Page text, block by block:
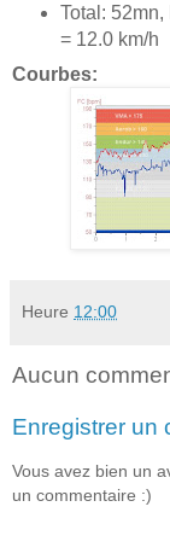
Total:
= 12.0 km/h
Courbes:
Heure 12:00
Aucun
Enregistrer un
Vous avez bien un
un commentaire :)